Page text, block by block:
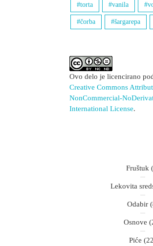
torta vanila
čorba šargarepa
Ovo delo je licencirano
Creative Commons
NonCommercial-
International License.
Fruštuk
Lekovita
Odabir
Osnove
Piće